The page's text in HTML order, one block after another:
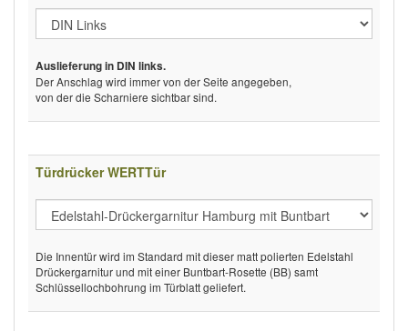
Auslieferung in DIN links.
Der Anschlag wird immer von der Seite angegeben,
von der die Scharniere sichtbar sind.
Türdrücker WERTTür
Die Innentür wird im Standard mit dieser matt polierten Edelstahl
Drückergarnitur und mit einer Buntbart-Rosette (BB) samt
Schlüssellochbohrung im Türblatt geliefert.